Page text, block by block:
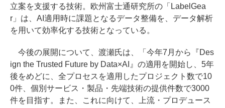
立案を支援する技術。欧州富士通研究所の「LabelGea
r」は、AI適用時に課題となるデータ整備を、データ解析
を用いて効率化する技術となっている。
今後の展開について、渡瀬氏は、「今年7月から『Des
ign the Trusted Future by Data×AI』の適用を開始し、5年
後をめどに、全プロセスを適用したプロジェクト数で10
0件、個別サービス・製品・先端技術の提供件数で3000
件を目指す。また、これに向けて、上流・プロデュース